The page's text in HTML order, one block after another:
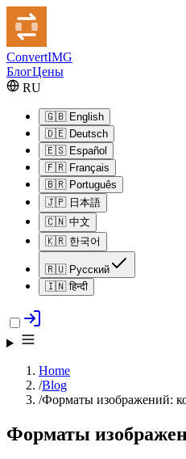
ConvertIMG
БлогЦены
RU
🇬🇧 English
🇩🇪 Deutsch
🇪🇸 Español
🇫🇷 Français
🇧🇷 Português
🇯🇵 日本語
🇨🇳 中文
🇰🇷 한국어
🇷🇺 Русский
🇮🇳 हिन्दी
Home
/Blog
/Форматы изображений:
Форматы